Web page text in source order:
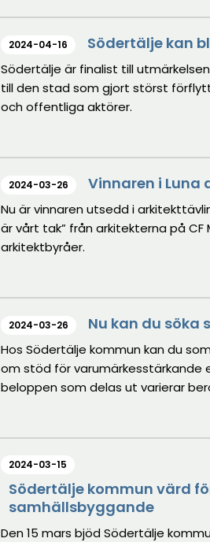
2024-04-16 Södertälje kan
Södertälje är finalist till
till den stad som gjort störst
och offentliga aktörer.
2024-03-26 Vinnaren i
Nu är vinnaren utsedd i
är vårt tak” från arkitekterna på
arkitektbyråer.
2024-03-26 Nu kan du söka
Hos Södertälje kommun kan du
om stöd för varumärkesstärkande
beloppen som delas ut varierar
2024-03-15
Södertälje kommun värd
samhällsbyggande
Den 15 mars bjöd Södertälje